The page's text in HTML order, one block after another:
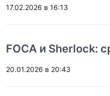
17.02.2026 в 16:13
FOCA и Sherlock:
20.01.2026 в 20:43